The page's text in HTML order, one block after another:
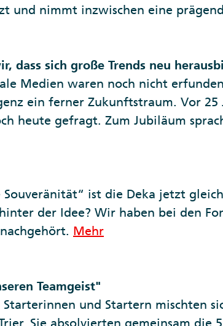
und nimmt inzwischen eine
dass sich große Trends neu
Medien waren noch nicht
ein ferner Zukunftstraum. Vor
heute gefragt. Zum Jubiläum
Souveränität“ ist die Deka jetzt
der Idee? Wir haben bei den
Mehr
Teamgeist"
Starterinnen und Startern mischten